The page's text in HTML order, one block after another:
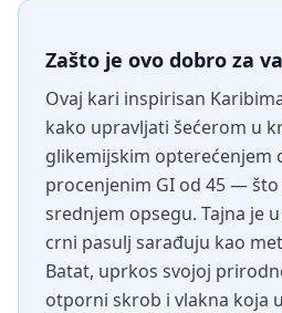
Zašto je ovo dobro za
Ovaj kari inspirisan
kako upravljati šećerom u
glikemijskim opterećenjem
procenjenim GI od 45 —
srednjem opsegu. Tajna je
crni pasulj sarađuju kao
Batat, uprkos svojoj
otporni skrob i vlakna koja